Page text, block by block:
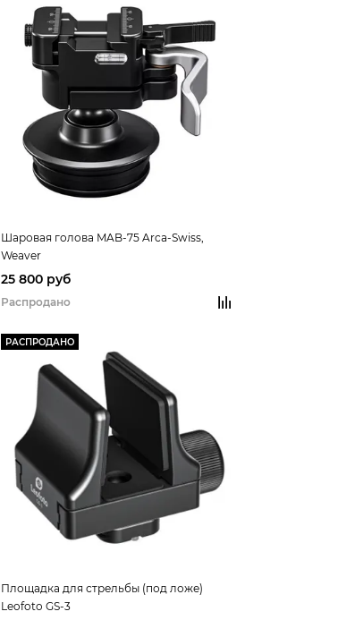
Шаровая голова MAB-75 Arca-Swiss,
Weaver
25 800 руб
Распродано
РАСПРОДАНО
Площадка для стрельбы (под ложе)
Leofoto GS-3